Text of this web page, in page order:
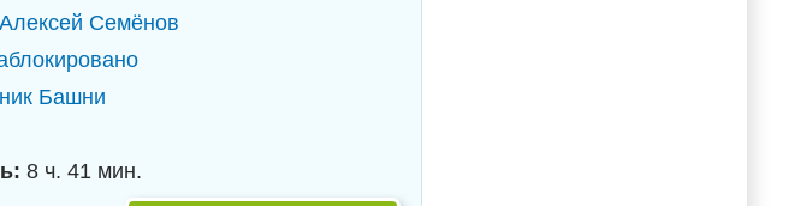
Алексей Семёнов
Башни
8 ч. 41 мин.